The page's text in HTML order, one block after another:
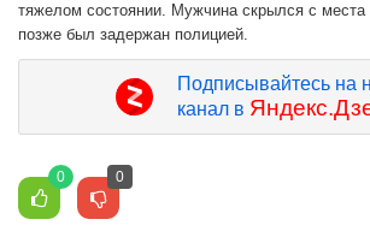
тяжелом состоянии. Мужчина скрылся с места
позже был задержан полицией.
Подписывайтесь на
канал в
0 0